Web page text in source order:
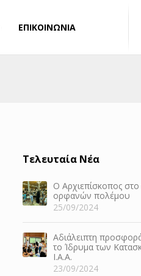
ΕΠΙΚΟΙΝΩΝΙΑ
Τελευταία Νέα
Ο Αρχιεπίσκοπος
ορφανών πολέμου
25/09/2024
Αδιάλειπτη
το Ίδρυμα των
Ι.Α.Α.
23/09/2024